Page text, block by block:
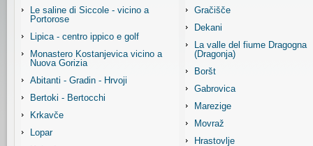
Le saline di Siccole - vicino a
Portorose
Lipica - centro ippico e golf
Monastero Kostanjevica vicino a
Nuova Gorizia
Abitanti - Gradin - Hrvoji
Bertoki - Bertocchi
Krkavče
Lopar
Gračišče
Dekani
La valle del fiume Dragogna
(Dragonja)
Boršt
Gabrovica
Marezige
Movraž
Hrastovlje